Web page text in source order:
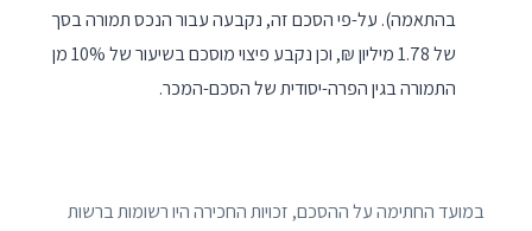
בהתאמה). על-פי הסכם זה, נקבעה עבור הנכס תמורה בסך
של 1.78 מיליון ₪, וכן נקבע פיצוי מוסכם בשיעור של 10% מן
התמורה בגין הפרה-יסודית של הסכם-המכר.
במועד החתימה על ההסכם, זכויות החכירה היו רשומות ברשות